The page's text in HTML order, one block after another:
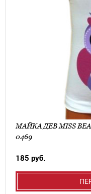
МАЙКА ДЕВ MISS
0469
185 руб.